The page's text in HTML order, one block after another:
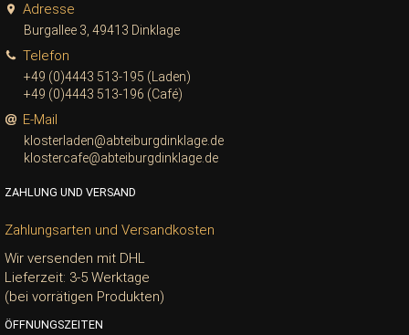
Adresse
Burgallee 3, 49413 Dinklage
Telefon
+49 (0)4443 513-195 (Laden)
+49 (0)4443 513-196 (Café)
E-Mail
klosterladen@abteiburgdinklage.de
klostercafe@abteiburgdinklage.de
ZAHLUNG UND VERSAND
Zahlungsarten und Versandkosten
Wir versenden mit DHL
Lieferzeit: 3-5 Werktage
(bei vorrätigen Produkten)
ÖFFNUNGSZEITEN